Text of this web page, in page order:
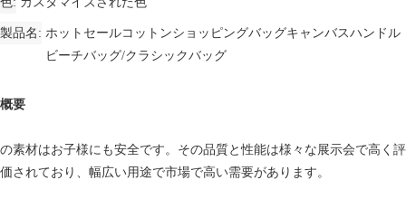
製品名
ホットセールコットンショッピングバッグキャンバスハンドル
ビーチバッグ/クラシックバッグ
概要
の素材はお子様にも安全です。その品質と性能は様々な展示会で高く評
価されており、幅広い用途で市場で高い需要があります。